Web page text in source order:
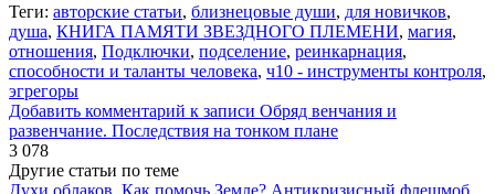
Теги: авторские статьи, близнецовые души, для новичков,
душа, КНИГА ПАМЯТИ ЗВЕЗДНОГО ПЛЕМЕНИ, магия,
отношения, Подключки, подселение, реинкарнация,
способности и таланты человека, ч10 - инструменты контроля,
эгрегоры
Добавить комментарий к записи Обряд венчания и
развенчание. Последствия на тонком плане
3 078
Другие статьи по теме
Духи облаков. Как помочь Земле? Антикризисный флешмоб